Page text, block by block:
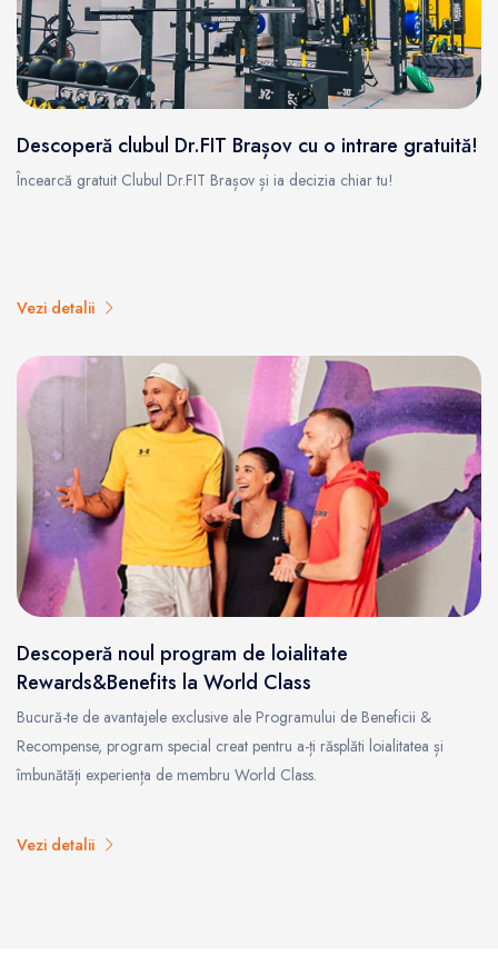
Descoperă clubul Dr.FIT Brașov cu o intrare gratuită!
Încearcă gratuit Clubul Dr.FIT Brașov și ia decizia chiar tu!
Vezi detalii
Descoperă noul program de loialitate
Rewards&Benefits la World Class
Bucură-te de avantajele exclusive ale Programului de Beneficii &
Recompense, program special creat pentru a-ți răsplăti loialitatea și
îmbunătăți experiența de membru World Class.
Vezi detalii